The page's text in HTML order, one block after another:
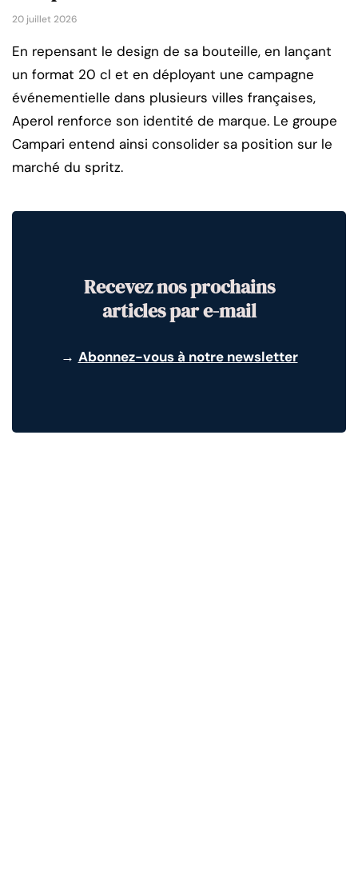
20 juillet 2026
En repensant le design de sa bouteille, en lançant
un format 20 cl et en déployant une campagne
événementielle dans plusieurs villes françaises,
Aperol renforce son identité de marque. Le groupe
Campari entend ainsi consolider sa position sur le
marché du spritz.
Recevez nos prochains
articles par e-mail
→ Abonnez-vous à notre newsletter